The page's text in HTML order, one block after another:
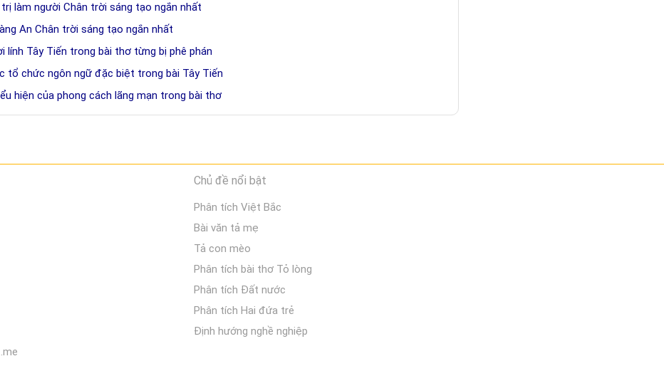
trị làm người Chân trời sáng tạo ngắn nhất
An Chân trời sáng tạo ngắn nhất
lính Tây Tiến trong bài thơ từng bị phê phán
tổ chức ngôn ngữ đặc biệt trong bài Tây Tiến
hiện của phong cách lãng mạn trong bài thơ
Chủ đề nổi bật
Phân tích Việt Bắc
Bài văn tả mẹ
Tả con mèo
Phân tích bài thơ Tỏ lòng
Phân tích Đất nước
Phân tích Hai đứa trẻ
Định hướng nghề nghiệp